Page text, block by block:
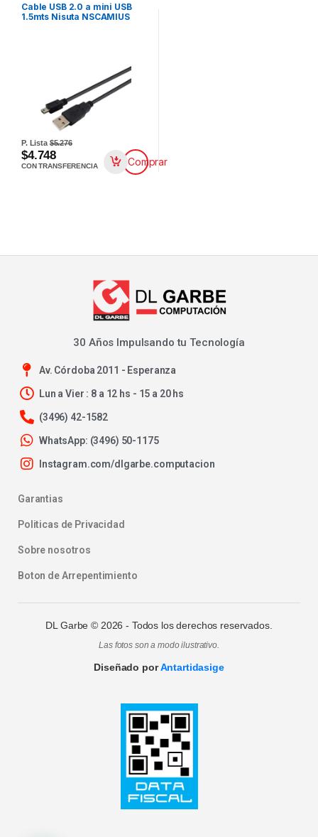
Cable USB 2.0 a mini USB
1.5mts Nisuta NSCAMIUS
P. Lista$5.276
$4.748
CON TRANSFERENCIA Comprar
30 Años Impulsando tu Tecnología
Av. Córdoba 2011 - Esperanza
Lun a Vier : 8 a 12 hs - 15 a 20 hs
(3496) 42-1582
WhatsApp: (3496) 50-1175
Instagram.com/dlgarbe.computacion
Garantias
Politicas de Privacidad
Sobre nosotros
Boton de Arrepentimiento
DL Garbe © 2026 - Todos los derechos reservados.
Las fotos son a modo ilustrativo.
Diseñado porAntartidasige